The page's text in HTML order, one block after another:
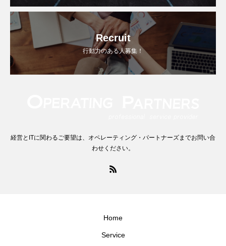
Recruit
行動力のある人募集！
経営とITに関わるご要望は、オペレーティング・パートナーズまでお問い合
わせください。
Home
Service